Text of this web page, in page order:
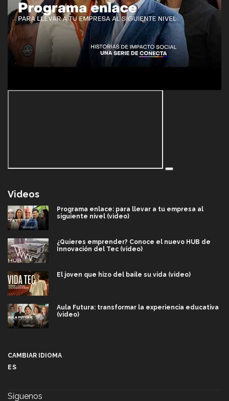
Videos
Programa enlace: para llevar a tu empresa al
siguiente nivel (video)
¿Quieres emprender? Conoce el nuevo HUB de
Innovación del Tec (video)
El joven que hizo del baile su vida (video)
Aula Futura: transformar la experiencia educativa
(video)
CAMBIAR IDIOMA
ES
Síguenos